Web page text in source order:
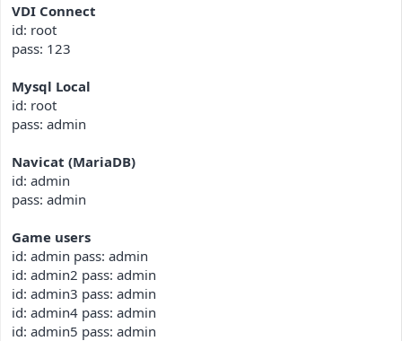
VDI Connect
id: root
pass: 123
Mysql Local
id: root
pass: admin
Navicat (MariaDB)
id: admin
pass: admin
Game users
id: admin pass: admin
id: admin2 pass: admin
id: admin3 pass: admin
id: admin4 pass: admin
id: admin5 pass: admin